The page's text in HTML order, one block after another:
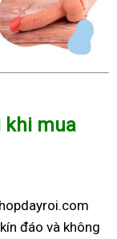
khi mua
đáo và không